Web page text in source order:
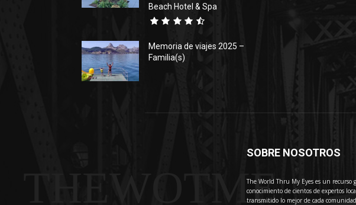
Beach Hotel & Spa
Memoria de viajes 2025 –
Familia(s)
THEWOTME
SOBRE NOSOTROS
The World Thru My Eyes es un recurso
conocimiento de cientos de expertos
transmitido lo mejor de cada